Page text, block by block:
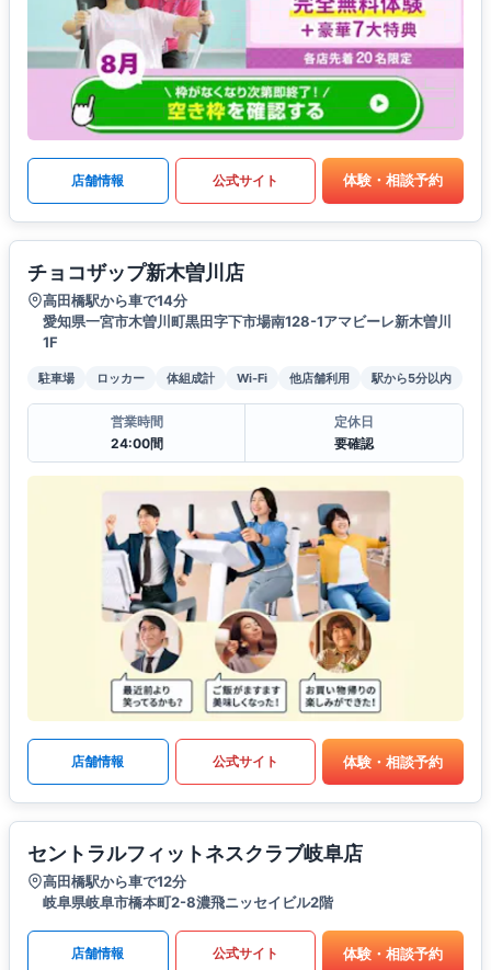
店舗情報 公式サイト 体験・相談予約
チョコザップ新木曽川店
高田橋駅から車で14分
愛知県一宮市木曽川町黒田字下市場南128-1アマビーレ新木曽川
1F
駐車場 ロッカー 体組成計 Wi-Fi 他店舗利用 駅から5分以内
営業時間
24:00間
定休日
要確認
店舗情報 公式サイト 体験・相談予約
セントラルフィットネスクラブ岐阜店
高田橋駅から車で12分
岐阜県岐阜市橋本町2-8濃飛ニッセイビル2階
店舗情報 公式サイト 体験・相談予約